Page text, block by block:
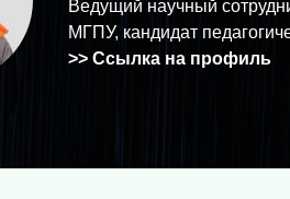
Ведущий научный
МГПУ, кандидат
>> Ссылка на профиль